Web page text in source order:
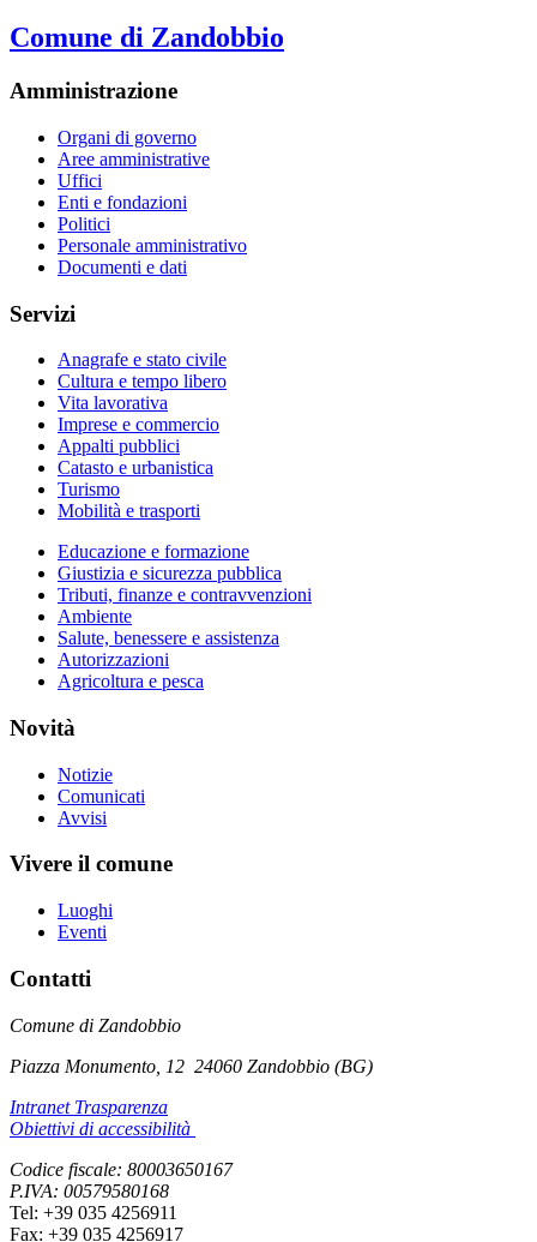
Comune di Zandobbio
Amministrazione
Organi di governo
Aree amministrative
Uffici
Enti e fondazioni
Politici
Personale amministrativo
Documenti e dati
Servizi
Anagrafe e stato civile
Cultura e tempo libero
Vita lavorativa
Imprese e commercio
Appalti pubblici
Catasto e urbanistica
Turismo
Mobilità e trasporti
Educazione e formazione
Giustizia e sicurezza pubblica
Tributi, finanze e contravvenzioni
Ambiente
Salute, benessere e assistenza
Autorizzazioni
Agricoltura e pesca
Novità
Notizie
Comunicati
Avvisi
Vivere il comune
Luoghi
Eventi
Contatti
Comune di Zandobbio
Piazza Monumento, 12 24060 Zandobbio (BG)
Intranet Trasparenza
Obiettivi di accessibilità
Codice fiscale: 80003650167
P.IVA: 00579580168
Tel: +39 035 4256911
Fax: +39 035 4256917